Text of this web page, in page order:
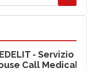
- Servizio
Call Medical